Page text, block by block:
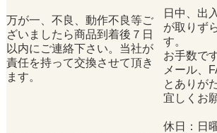
日中、出
が取りず
す。
お手数で
メール、
とありが
宜しくお
休日：日
万が一、不良、動作不良等ご
ざいましたら商品到着後７日
以内にご連絡下さい。当社が
責任を持って交換させて頂き
ます。